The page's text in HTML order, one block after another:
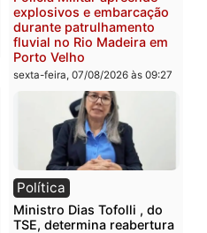
Polícia Civil deflagra
operação contra facção
criminosa que atacava
provedores de internet
Rondônia
sexta-feira, 07/08/2026 às
Polícia